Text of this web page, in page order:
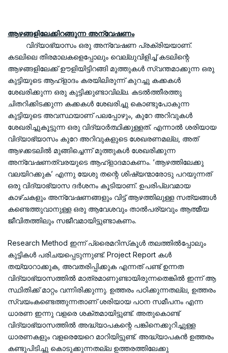
ആഴങ്ങളിലേക്കിറങ്ങുന്ന അന്വേഷണം
വിദ്യാഭ്യാസം ഒരു അന്വേഷണ പ്രക്രിയയാണ്.
കടലിലെ തിരമാലകളെപ്പോലും വെല്ലുവിളിച്ച് കടലിന്റെ
ആഴങ്ങളിലേക്ക് ഊളിയിട്ടിറങ്ങി മുത്തുകള്‍ സ്വന്തമാക്കുന്ന ഒരു
കുട്ടിയുടെ ആഹ്‌ളാദം കരയിലിരുന്ന് കുറച്ചു കക്കകള്‍
ശേഖരിക്കുന്ന ഒരു കുട്ടിക്കുണ്ടാവില്ല. കടല്‍ത്തീരത്തു
ചിതറിക്കിടക്കുന്ന കക്കകള്‍ ശേഖരിച്ചു കൊണ്ടുപോകുന്ന
കുട്ടിയുടെ അവസ്ഥയാണ് പലപ്പോഴും, കുറേ അറിവുകള്‍
ശേഖരിച്ചുകൂട്ടുന്ന ഒരു വിദ്യാര്‍ത്ഥിക്കുള്ളത്. എന്നാല്‍ ശരിയായ
വിദ്യാഭ്യാസം കുറേ അറിവുകളുടെ ശേഖരണമല്ല, അത്
ആഴക്കടലില്‍ മുങ്ങിച്ചെന്ന് മുത്തുകള്‍ ശേഖരിക്കുന്ന
അന്വേഷണത്വരയുടെ ആഹ്‌ളാദമാകണം. ‘ആഴത്തിലേക്കു
വലയിറക്കുക’ എന്നു യേശു തന്റെ ശിഷ്യന്മാരോടു പറയുന്നത്
ഒരു വിദ്യാഭ്യാസ ദര്‍ശനം കൂടിയാണ്. ഉപരിപ്ലവമായ
കാഴ്ചകളും അന്വേഷണങ്ങളും വിട്ട് ആഴത്തിലുള്ള സത്യങ്ങള്‍
കണ്ടെത്തുവാനുള്ള ഒരു ആവേശവും താല്‍പര്യവും ആത്മീയ
ജീവിതത്തിലും സജീവമായിട്ടുണ്ടാകണം.
Research Method ഇന്ന് പ്രൈമറിസ്‌കൂള്‍ തലത്തില്‍പ്പോലും
കുട്ടികള്‍ പരിചയപ്പെടുന്നുണ്ട്. Project Report കള്‍
തയ്യാറാക്കുക, അവതരിപ്പിക്കുക എന്നത് പണ്ട് ഉന്നത
വിദ്യാഭ്യാസത്തില്‍ മാത്രമാണുണ്ടായിരുന്നതെങ്കില്‍ ഇന്ന് ആ
സ്ഥിതിക്ക് മാറ്റം വന്നിരിക്കുന്നു. ഉത്തരം പഠിക്കുന്നതല്ല, ഉത്തരം
സ്വയംകണ്ടെത്തുന്നതാണ് ശരിയായ പഠന സമീപനം എന്ന
ധാരണ ഇന്നു വളരെ ശക്തമായിട്ടുണ്ട്. അതുകൊണ്ട്
വിദ്യാഭ്യാസത്തില്‍ അദ്ധ്യാപകന്റെ പങ്കിനെക്കുറിച്ചുള്ള
ധാരണകളും വളരെയേറെ മാറിയിട്ടുണ്ട്. അദ്ധ്യാപകന്‍ ഉത്തരം
കണ്ടുപിടിച്ചു കൊടുക്കുന്നതല്ല ഉത്തരത്തിലേക്കു